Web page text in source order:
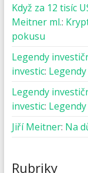
Když za 12 tisíc
Meitner ml.:
pokusu
Legendy
investic:
Legendy
investic:
Jiří Meitner: Na
Rubriky